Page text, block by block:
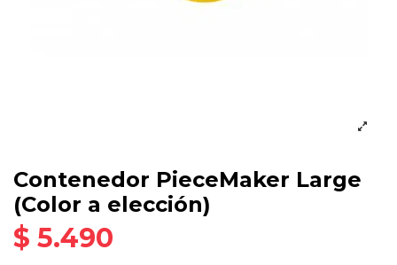
Contenedor PieceMaker Large
(Color a elección)
$ 5.490